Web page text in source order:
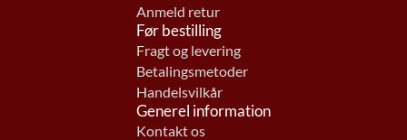
Anmeld retur
Før bestilling
Fragt og levering
Betalingsmetoder
Handelsvilkår
Generel information
Kontakt os